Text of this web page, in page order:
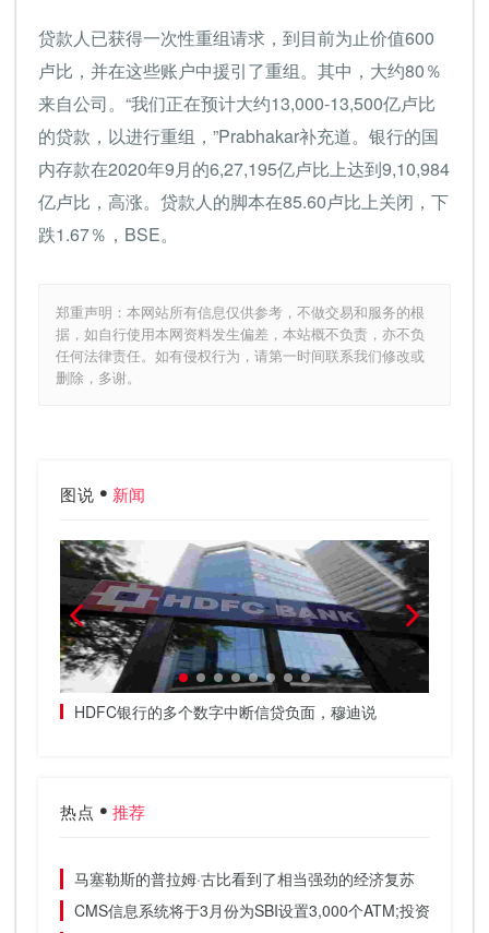
贷款人已获得一次性重组请求，到目前为止价值600
卢比，并在这些账户中援引了重组。其中，大约80％
来自公司。“我们正在预计大约13,000-13,500亿卢比
的贷款，以进行重组，”Prabhakar补充道。银行的国
内存款在2020年9月的6,27,195亿卢比上达到9,10,984
亿卢比，高涨。贷款人的脚本在85.60卢比上关闭，下
跌1.67％，BSE。
郑重声明：本网站所有信息仅供参考，不做交易和服务的根
据，如自行使用本网资料发生偏差，本站概不负责，亦不负
任何法律责任。如有侵权行为，请第一时间联系我们修改或
删除，多谢。
图说 新闻
HDFC银行的多个数字中断信贷负面，穆迪说
热点 推荐
马塞勒斯的普拉姆·古比看到了相当强劲的经济复苏
CMS信息系统将于3月份为SBI设置3,000个ATM;投资200卢比